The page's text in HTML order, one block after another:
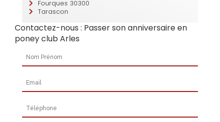
Fourques 30300
Tarascon
Contactez-nous : Passer son anniversaire en
poney club Arles
Nom Prénom
Email
Téléphone